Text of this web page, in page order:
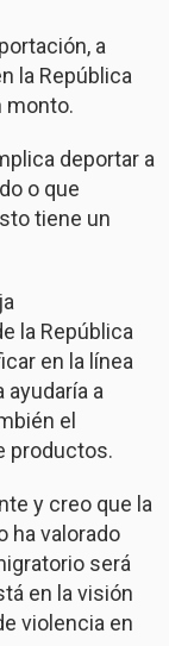
a
la República
monto.
deportar a
o que
tiene un
la República
en la línea
a
el
productos.
y creo que la
ha valorado
será
en la visión
violencia en